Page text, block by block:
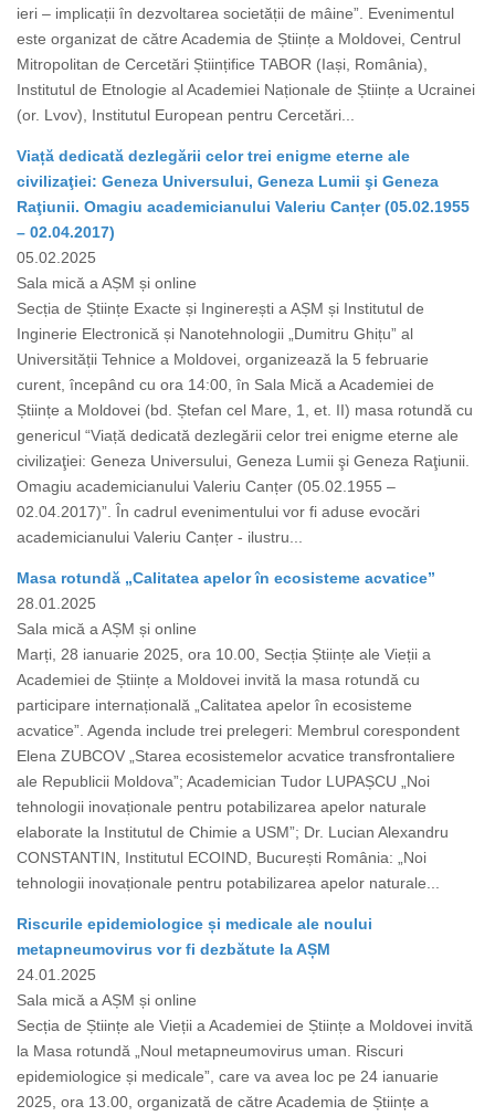
ieri – implicații în dezvoltarea societății de mâine”. Evenimentul
este organizat de către Academia de Științe a Moldovei, Centrul
Mitropolitan de Cercetări Științifice TABOR (Iași, România),
Institutul de Etnologie al Academiei Naționale de Științe a Ucrainei
(or. Lvov), Institutul European pentru Cercetări...
Viață dedicată dezlegării celor trei enigme eterne ale
civilizaţiei: Geneza Universului, Geneza Lumii şi Geneza
Raţiunii. Omagiu academicianului Valeriu Canțer (05.02.1955
– 02.04.2017)
05.02.2025
Sala mică a AȘM și online
Secția de Științe Exacte și Inginerești a AȘM și Institutul de
Inginerie Electronică și Nanotehnologii „Dumitru Ghițu” al
Universității Tehnice a Moldovei, organizează la 5 februarie
curent, începând cu ora 14:00, în Sala Mică a Academiei de
Științe a Moldovei (bd. Ștefan cel Mare, 1, et. II) masa rotundă cu
genericul “Viață dedicată dezlegării celor trei enigme eterne ale
civilizaţiei: Geneza Universului, Geneza Lumii şi Geneza Raţiunii.
Omagiu academicianului Valeriu Canțer (05.02.1955 –
02.04.2017)”. În cadrul evenimentului vor fi aduse evocări
academicianului Valeriu Canțer - ilustru...
Masa rotundă „Calitatea apelor în ecosisteme acvatice”
28.01.2025
Sala mică a AȘM și online
Marți, 28 ianuarie 2025, ora 10.00, Secția Științe ale Vieții a
Academiei de Științe a Moldovei invită la masa rotundă cu
participare internațională „Calitatea apelor în ecosisteme
acvatice”. Agenda include trei prelegeri: Membrul corespondent
Elena ZUBCOV „Starea ecosistemelor acvatice transfrontaliere
ale Republicii Moldova”; Academician Tudor LUPAȘCU „Noi
tehnologii inovaționale pentru potabilizarea apelor naturale
elaborate la Institutul de Chimie a USM”; Dr. Lucian Alexandru
CONSTANTIN, Institutul ECOIND, București România: „Noi
tehnologii inovaționale pentru potabilizarea apelor naturale...
Riscurile epidemiologice și medicale ale noului
metapneumovirus vor fi dezbătute la AȘM
24.01.2025
Sala mică a AȘM și online
Secția de Științe ale Vieții a Academiei de Științe a Moldovei invită
la Masa rotundă „Noul metapneumovirus uman. Riscuri
epidemiologice și medicale”, care va avea loc pe 24 ianuarie
2025, ora 13.00, organizată de către Academia de Științe a